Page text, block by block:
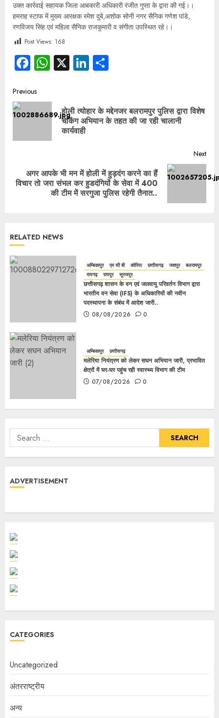
उक्त कार्रवाई सहायक जिला आबकारी अधिकारी रंजीत गुप्ता के द्वारा की गई।।
हमराह स्टाफ में मुख्य आरक्षक रमेश दुबे,अशोक सोनी नगर सैनिक गणेश पांडे,
रणविजय सिंह एवं महिला सैनिक राजकुमारी व संगीता उपस्थित रहे।।
Post Views: 168
Facebook
WhatsApp
X LinkedIn
Previous
होली त्योहार के मद्देनजर बलरामपुर पुलिस द्वारा विशेष
चेकिंग अभियान के तहत की जा रही चालानी
कार्यवाही
Next
अगर आपके भी मन में होली में हुड़दंग करने का हैं
विचार तो जरा संभल कर हुडदंगियों के सेवा में 400
की टीम में सरगुजा पुलिस रहेगी तैनात..
RELATED NEWS
अम्बिकापुर एम सी बी कोरिया छत्तीसगढ़ जशपुर
बलरामपुर
रायगढ़
रायपुर सूरजपुर
छत्तीसगढ़ शासन के वन एवं जलवायु परिवर्तन विभाग द्वारा
भारतीय वन सेवा (IFS) के अधिकारियों की नवीन
पदस्थापना के संबंध में आदेश जारी..
08/08/2026
0
अम्बिकापुर छत्तीसगढ़
मलेरिया नियंत्रण को लेकर सघन अभियान जारी, प्रभावित
क्षेत्रों में घर-घर पहुंच रही स्वास्थ्य विभाग की टीम
07/08/2026
0
ADVERTISEMENT
CATEGORIES
Uncategorized
अंतरराष्ट्रीय
अन्य